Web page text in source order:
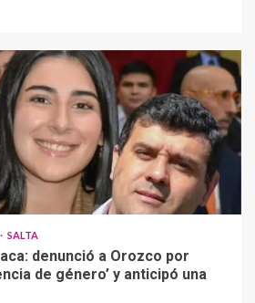
SALTA
denunció a Orozco por
de género’ y anticipó una